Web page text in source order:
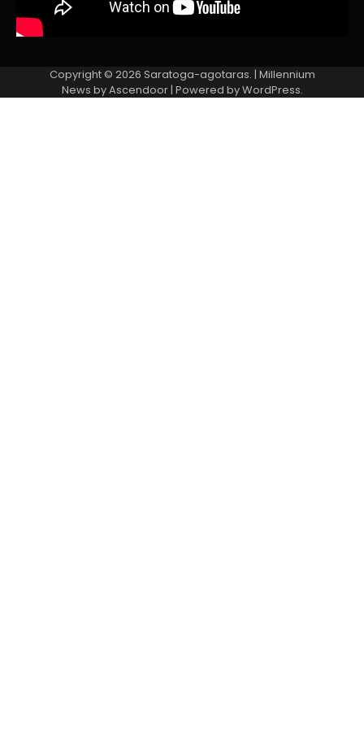
Copyright © 2026 Saratoga-agotaras. | Millennium
News byAscendoor| Powered byWordPress.